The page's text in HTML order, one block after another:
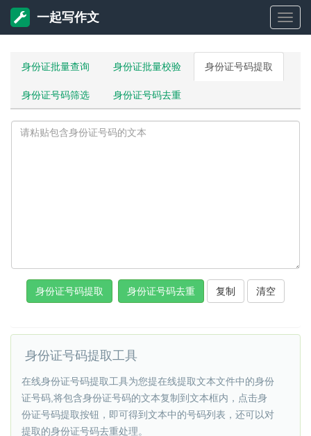
一
一起写作文
身份证批量查询 身份证批量校验 身份证号码提取
身份证号码筛选 身份证号码去重
复制
身份证号码提取工具
在线身份证号码提取工具为您提在线提取文本文件中的身份
证号码,将包含身份证号码的文本复制到文本框内，点击身
份证号码提取按钮，即可得到文本中的号码列表，还可以对
提取的身份证号码去重处理。